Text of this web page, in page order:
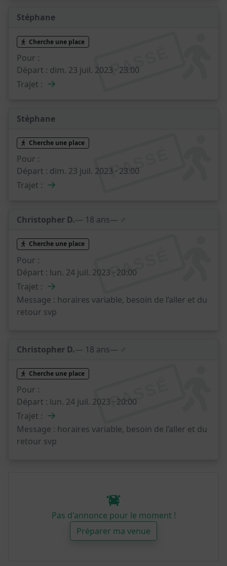
Stéphane
PASSÉ
Cherche une place
Pour :
Départ : dim. 23 juil. 2023 · 23:00
Trajet : →
Stéphane
PASSÉ
Cherche une place
Pour :
Départ : dim. 23 juil. 2023 · 23:00
Trajet : →
Christopher D.— 18 ans— ♂️
PASSÉ
Cherche une place
Pour :
Départ : lun. 24 juil. 2023 · 20:00
Trajet : →
Message : horaires variable, besoin de l’aller et du
retour svp
Christopher D.— 18 ans— ♂️
PASSÉ
Cherche une place
Pour :
Départ : lun. 24 juil. 2023 · 20:00
Trajet : →
Message : horaires variable, besoin de l’aller et du
retour svp
Pas d'annonce pour le moment !
Préparer ma venue